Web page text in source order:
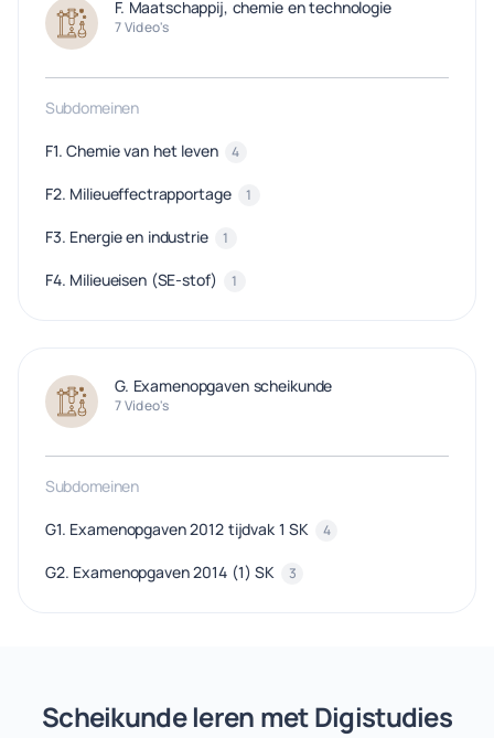
F. Maatschappij, chemie en technologie
7 Video's
Subdomeinen
F1. Chemie van het leven 4
F2. Milieueffectrapportage 1
F3. Energie en industrie 1
F4. Milieueisen (SE-stof) 1
G. Examenopgaven scheikunde
7 Video's
Subdomeinen
G1. Examenopgaven 2012 tijdvak 1 SK 4
G2. Examenopgaven 2014 (1) SK 3
Scheikunde leren met Digistudies